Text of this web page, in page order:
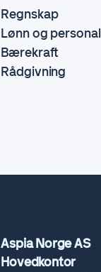
Regnskap
Lønn og personal
Bærekraft
Rådgivning
Aspia Norge AS
Hovedkontor